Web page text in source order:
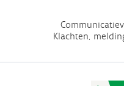
Klachten,